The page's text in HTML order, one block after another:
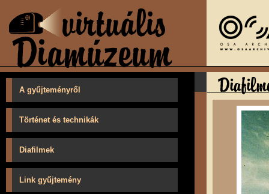
A gyűjteményről
Történet és technikák
Diafilmek
Link gyűjtemény